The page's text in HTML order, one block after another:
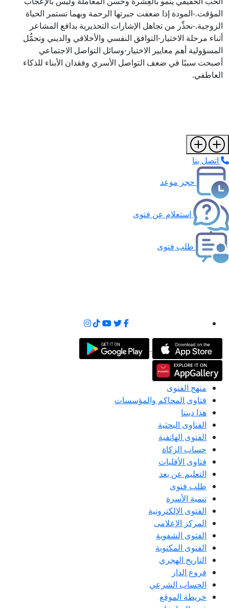
المؤقت.-المودة إذا ضعفت جبرتها الرحمة وبهما تستمر الحياة
الزوجية.-نحذِّر من تجاهل الإشارات التحذيرية بدافع المشاعر
أثناء مرحلة الاختيار-التوافق النفسي والأخلاقي والديني وتحمُّل
المسؤولية أهم معايير الاختيار-وسائل التواصل الاجتماعي
أصبحت سببًا في ضعف التواصل الأسري وفقدان الأبناء للذكاء
العاطفي.
اتصل بنا
حجز موعد
استعلام عن فتوى
طلب فتوى
منهج الفتوى
فتاوى المحاكم والمؤسسات
هذا ديننا
الفتاوى البحثية
الفتوى الهاتفية
حساب الزكاة
فتاوى الأقليات
التعليم عن بعد
طلب فتوى
تنمية الأسرة
الفتوى الإلكترونية
المركز الإعلامى
الفتوى الشفوية
الفتوى المكتوبة
التاريخ الهجري
فروع الدار
الحساب الشرعي
خريطة الموقع